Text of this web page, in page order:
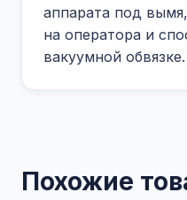
аппарата под
на оператора и
вакуумной обвязке.
Похожие